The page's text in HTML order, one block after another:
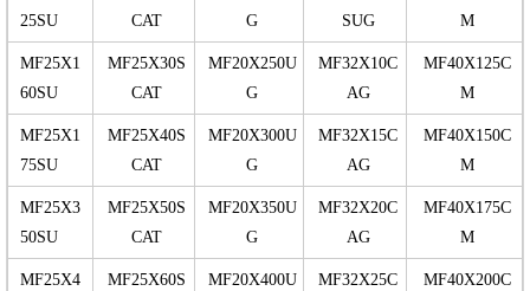
25SU
CAT
G
SUG
M
MF25X1
60SU
MF25X30S
CAT
MF20X250U
G
MF32X10C
AG
MF40X125C
M
MF25X1
75SU
MF25X40S
CAT
MF20X300U
G
MF32X15C
AG
MF40X150C
M
MF25X3
50SU
MF25X50S
CAT
MF20X350U
G
MF32X20C
AG
MF40X175C
M
MF25X4
MF25X60S
MF20X400U
MF32X25C
MF40X200C